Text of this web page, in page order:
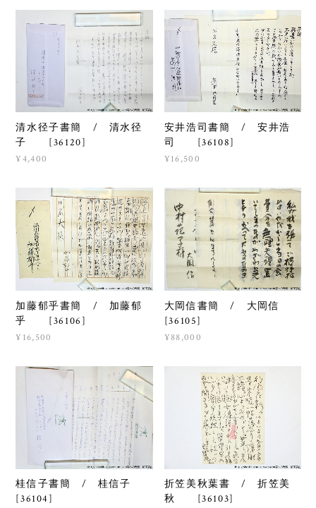
清水径子書簡 / 清水径
子 [36120]
¥4,400
安井浩司書簡 / 安井浩
司 [36108]
¥16,500
加藤郁乎書簡 / 加藤郁
乎 [36106]
¥16,500
大岡信書簡 / 大岡信
[36105]
¥88,000
桂信子書簡 / 桂信子
[36104]
折笠美秋葉書 / 折笠美
秋 [36103]